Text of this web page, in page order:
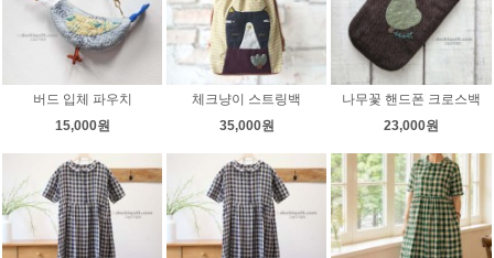
버드 입체 파우치
15,000원
체크냥이 스트링백
35,000원
나무꽃 핸드폰 크로스백
23,000원